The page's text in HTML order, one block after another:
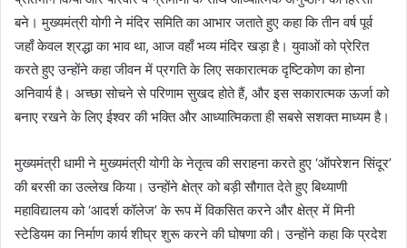
बने। मुख्यमंत्री योगी ने मंदिर समिति का आभार जताते हुए कहा कि तीन वर्ष पूर्व
जहाँ केवल श्रद्धा का भाव था, आज वहाँ भव्य मंदिर खड़ा है। युवाओं को प्रेरित
करते हुए उन्होंने कहा जीवन में प्रगति के लिए सकारात्मक दृष्टिकोण का होना
अनिवार्य है। अच्छा सोचने से परिणाम सुखद होते हैं, और इस सकारात्मक ऊर्जा को
बनाए रखने के लिए ईश्वर की भक्ति और आध्यात्मिकता ही सबसे सशक्त माध्यम है।
मुख्यमंत्री धामी ने मुख्यमंत्री योगी के नेतृत्व की सराहना करते हुए ‘ऑपरेशन सिंदूर’
की बरसी का उल्लेख किया। उन्होंने क्षेत्र को बड़ी सौगात देते हुए बिथ्याणी
महाविद्यालय को ‘आदर्श कॉलेज’ के रूप में विकसित करने और क्षेत्र में मिनी
स्टेडियम का निर्माण कार्य शीघ्र शुरू करने की घोषणा की। उन्होंने कहा कि प्रदेश